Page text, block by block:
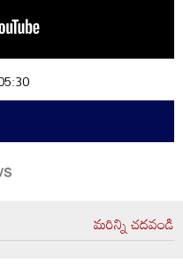
మరిన్ని చదవండి